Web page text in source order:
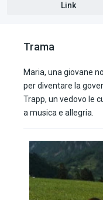
Link
Trama
Maria, una giovane
per diventare la
Trapp, un vedovo le
a musica e allegria.